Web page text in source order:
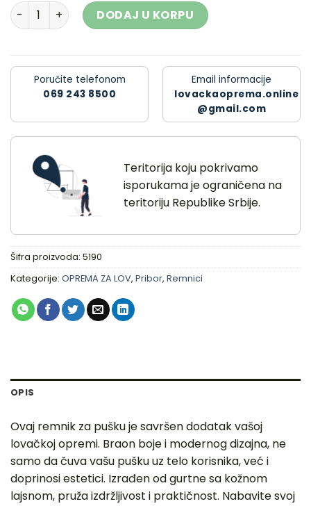
Remnik gurtna kožna lajsna II količina
DODAJ U KORPU
Poručite telefonom
069 243 8500
Email informacije
lovackaoprema.online
@gmail.com
Teritorija koju pokrivamo
isporukama je ograničena na
teritoriju Republike Srbije.
Šifra proizvoda: 5190
Kategorije: OPREMA ZA LOV, Pribor, Remnici
OPIS
Ovaj remnik za pušku je savršen dodatak vašoj
lovačkoj opremi. Braon boje i modernog dizajna, ne
samo da čuva vašu pušku uz telo korisnika, već i
doprinosi estetici. Izrađen od gurtne sa kožnom
lajsnom, pruža izdržljivost i praktičnost. Nabavite svoj